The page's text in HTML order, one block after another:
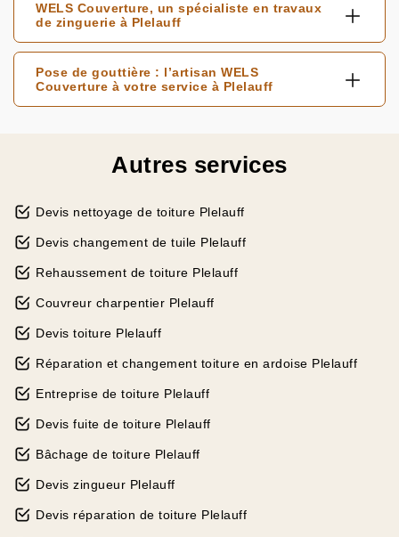
WELS Couverture, un spécialiste en travaux
de zinguerie à Plelauff
Pose de gouttière : l’artisan WELS
Couverture à votre service à Plelauff
Autres services
Devis nettoyage de toiture Plelauff
Devis changement de tuile Plelauff
Rehaussement de toiture Plelauff
Couvreur charpentier Plelauff
Devis toiture Plelauff
Réparation et changement toiture en ardoise Plelauff
Entreprise de toiture Plelauff
Devis fuite de toiture Plelauff
Bâchage de toiture Plelauff
Devis zingueur Plelauff
Devis réparation de toiture Plelauff